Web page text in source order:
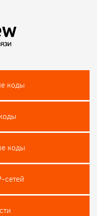
коды
коды
сетей